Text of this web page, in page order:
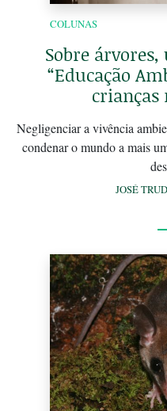
COLUNAS
Sobre
“Educação
crianças
Negligenciar a vivência
condenar o mundo a mais
JOSÉ